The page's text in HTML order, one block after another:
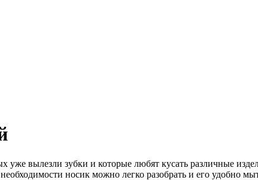
вылезли зубки и которые любят кусать различные
носик можно легко разобрать и его удобно